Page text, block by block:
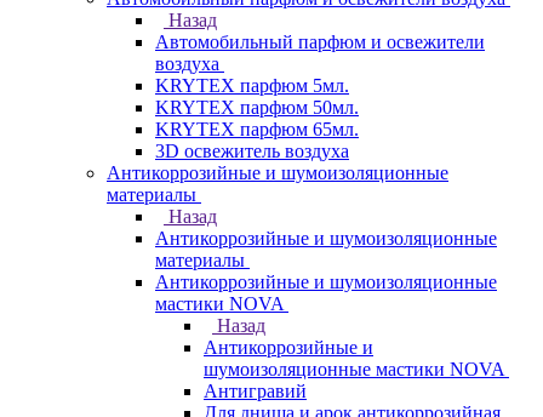
Назад
Автомобильный парфюм и освежители
воздуха
KRYTEX парфюм 5мл.
KRYTEX парфюм 50мл.
KRYTEX парфюм 65мл.
3D освежитель воздуха
Антикоррозийные и шумоизоляционные
материалы
Назад
Антикоррозийные и шумоизоляционные
материалы
Антикоррозийные и шумоизоляционные
мастики NOVA
Назад
Антикоррозийные и
шумоизоляционные мастики NOVA
Антигравий
Для днища и арок антикоррозийная